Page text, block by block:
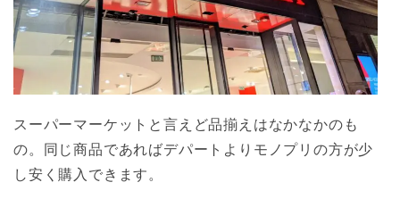
スーパーマーケットと言えど品揃えはなかなかのも
の。同じ商品であればデパートよりモノプリの方が少
し安く購入できます。